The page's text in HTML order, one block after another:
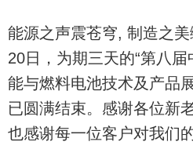
能源之声震苍穹, 制造之
20日，为期三天的“第八
能与燃料电池技术及产品
已圆满结束。感谢各位新
也感谢每一位客户对我们